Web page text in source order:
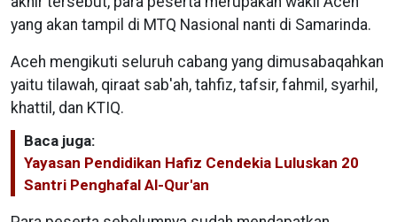
yang akan tampil di MTQ Nasional nanti di Samarinda.
Aceh mengikuti seluruh cabang yang dimusabaqahkan
yaitu tilawah, qiraat sab'ah, tahfiz, tafsir, fahmil, syarhil,
khattil, dan KTIQ.
Baca juga:
Yayasan Pendidikan Hafiz Cendekia Luluskan 20
Santri Penghafal Al-Qur'an